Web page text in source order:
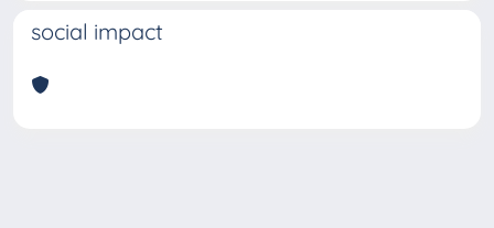
social impact